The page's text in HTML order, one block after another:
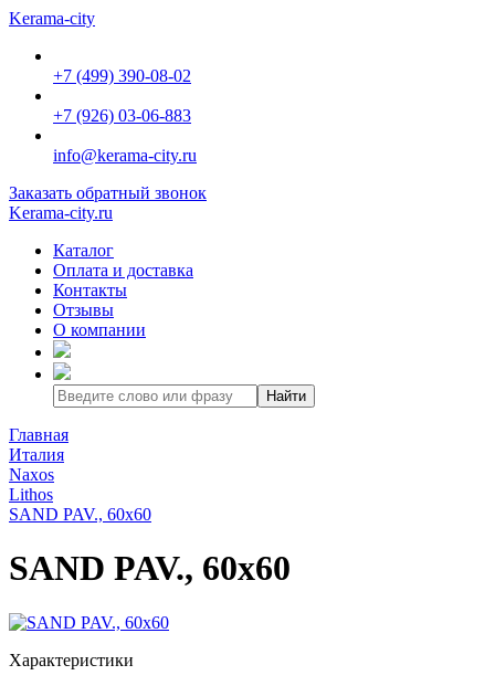
Kerama-city
+7 (499) 390-08-02
+7 (926) 03-06-883
info@kerama-city.ru
Заказать обратный звонок
Kerama-city.ru
Каталог
Оплата и доставка
Контакты
Отзывы
О компании
Найти
Главная
Италия
Naxos
Lithos
SAND PAV., 60x60
SAND PAV., 60x60
Характеристики